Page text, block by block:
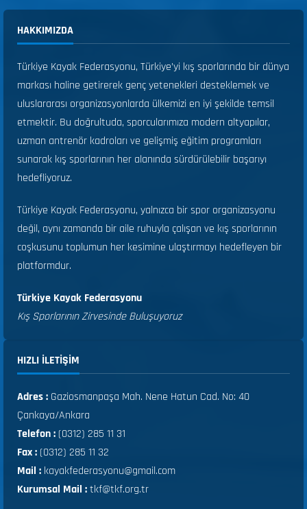
HAKKIMIZDA
Türkiye Kayak Federasyonu, Türkiye’yi kış sporlarında bir dünya
markası haline getirerek genç yetenekleri desteklemek ve
uluslararası organizasyonlarda ülkemizi en iyi şekilde temsil
etmektir. Bu doğrultuda, sporcularımıza modern altyapılar,
uzman antrenör kadroları ve gelişmiş eğitim programları
sunarak kış sporlarının her alanında sürdürülebilir başarıyı
hedefliyoruz.
Türkiye Kayak Federasyonu, yalnızca bir spor organizasyonu
değil, aynı zamanda bir aile ruhuyla çalışan ve kış sporlarının
coşkusunu toplumun her kesimine ulaştırmayı hedefleyen bir
platformdur.
Türkiye Kayak Federasyonu
Kış Sporlarının Zirvesinde Buluşuyoruz
HIZLI ILETIŞIM
Adres : Gaziosmanpaşa Mah. Nene Hatun Cad. No: 40
Çankaya/Ankara
Telefon :(0312) 285 11 31
Fax :(0312) 285 11 32
Mail : kayakfederasyonu@gmail.com
Kurumsal Mail :tkf@tkf.org.tr